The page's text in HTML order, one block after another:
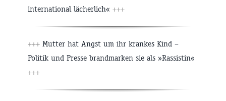
international lächerlich« +++
+++ Mutter hat Angst um ihr krankes Kind –
Politik und Presse brandmarken sie als »Rassistin«
+++